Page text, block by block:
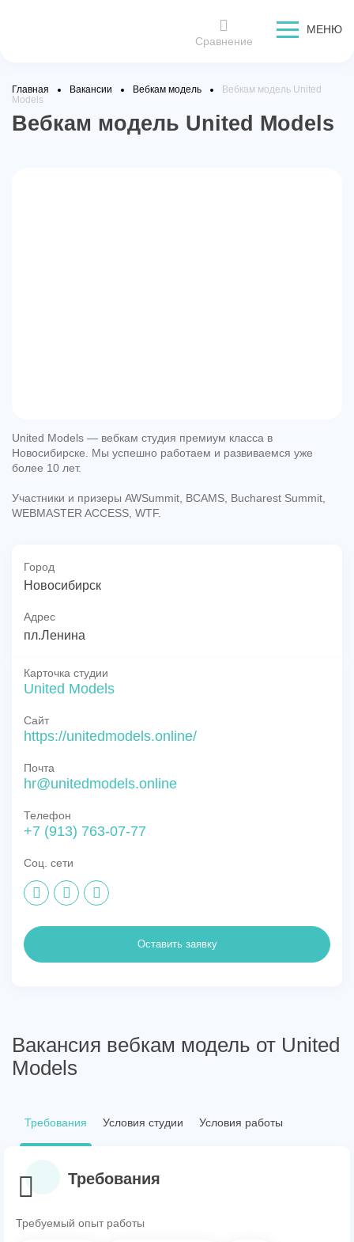
МЕНЮ
Сравнение
Главная Вакансии Вебкам модель
Вебкам модель United
Models
Вебкам модель United Models
United Models — вебкам студия премиум класса в
Новосибирске. Мы успешно работаем и развиваемся уже
более 10 лет.
Участники и призеры AWSummit, BCAMS, Bucharest Summit,
WEBMASTER ACCESS, WTF.
Город
Новосибирск
Адрес
пл.Ленина
Карточка студии
United Models
Сайт
https://unitedmodels.online/
Почта
hr@unitedmodels.online
Телефон
+7 (913) 763-07-77
Соц. сети
Оставить заявку
Вакансия вебкам модель от United
Models
Требования Условия студии Условия работы
Требования
Требуемый опыт работы